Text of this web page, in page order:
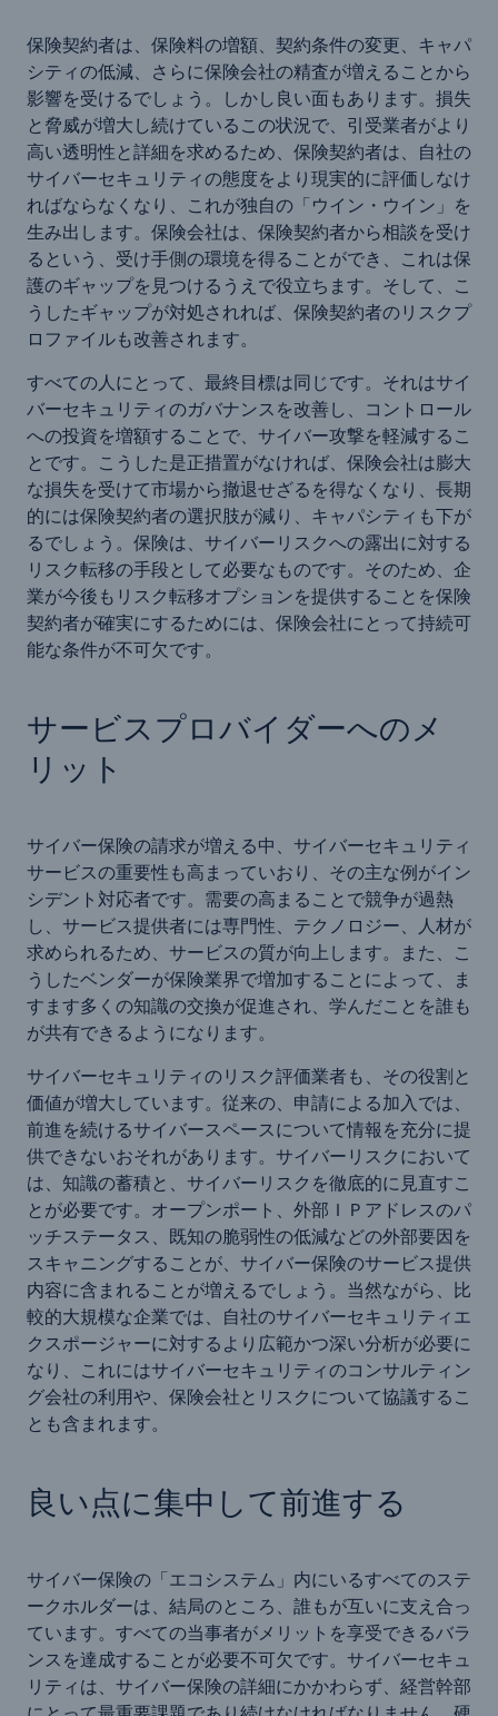
保険契約者は、保険料の増額、契約条件の変更、キャパ
シティの低減、さらに保険会社の精査が増えることから
影響を受けるでしょう。しかし良い面もあります。損失
と脅威が増大し続けているこの状況で、引受業者がより
高い透明性と詳細を求めるため、保険契約者は、自社の
サイバーセキュリティの態度をより現実的に評価しなけ
ればならなくなり、これが独自の「ウイン・ウイン」を
生み出します。保険会社は、保険契約者から相談を受け
るという、受け手側の環境を得ることができ、これは保
護のギャップを見つけるうえで役立ちます。そして、こ
うしたギャップが対処されれば、保険契約者のリスクプ
ロファイルも改善されます。
すべての人にとって、最終目標は同じです。それはサイ
バーセキュリティのガバナンスを改善し、コントロール
への投資を増額することで、サイバー攻撃を軽減するこ
とです。こうした是正措置がなければ、保険会社は膨大
な損失を受けて市場から撤退せざるを得なくなり、長期
的には保険契約者の選択肢が減り、キャパシティも下が
るでしょう。保険は、サイバーリスクへの露出に対する
リスク転移の手段として必要なものです。そのため、企
業が今後もリスク転移オプションを提供することを保険
契約者が確実にするためには、保険会社にとって持続可
能な条件が不可欠です。
サービスプロバイダーへのメ
リット
サイバー保険の請求が増える中、サイバーセキュリティ
サービスの重要性も高まっていおり、その主な例がイン
シデント対応者です。需要の高まることで競争が過熱
し、サービス提供者には専門性、テクノロジー、人材が
求められるため、サービスの質が向上します。また、こ
うしたベンダーが保険業界で増加することによって、ま
すます多くの知識の交換が促進され、学んだことを誰も
が共有できるようになります。
サイバーセキュリティのリスク評価業者も、その役割と
価値が増大しています。従来の、申請による加入では、
前進を続けるサイバースペースについて情報を充分に提
供できないおそれがあります。サイバーリスクにおいて
は、知識の蓄積と、サイバーリスクを徹底的に見直すこ
とが必要です。オープンポート、外部ＩＰアドレスのパ
ッチステータス、既知の脆弱性の低減などの外部要因を
スキャニングすることが、サイバー保険のサービス提供
内容に含まれることが増えるでしょう。当然ながら、比
較的大規模な企業では、自社のサイバーセキュリティエ
クスポージャーに対するより広範かつ深い分析が必要に
なり、これにはサイバーセキュリティのコンサルティン
グ会社の利用や、保険会社とリスクについて協議するこ
とも含まれます。
良い点に集中して前進する
サイバー保険の「エコシステム」内にいるすべてのステ
ークホルダーは、結局のところ、誰もが互いに支え合っ
ています。すべての当事者がメリットを享受できるバラ
ンスを達成することが必要不可欠です。サイバーセキュ
リティは、サイバー保険の詳細にかかわらず、経営幹部